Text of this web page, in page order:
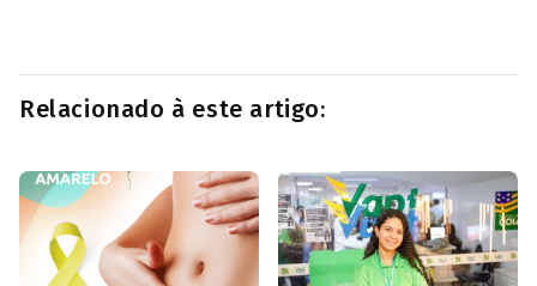
Relacionado à este artigo: